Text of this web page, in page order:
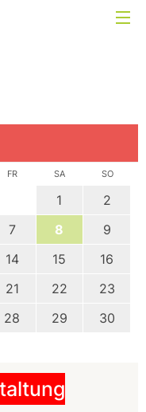
FR SA SO
1
2
7 8
9
14 15
16
21 22
23
28 29
30